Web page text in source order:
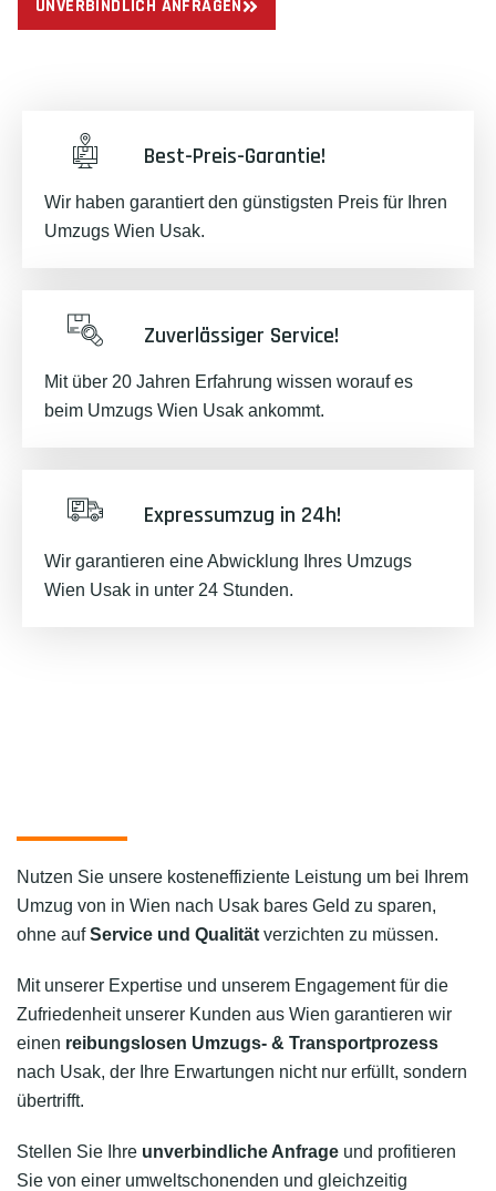
UNVERBINDLICH ANFRAGEN
Best-Preis-Garantie!
Wir haben garantiert den günstigsten Preis für Ihren
Umzugs Wien Usak.
Zuverlässiger Service!
Mit über 20 Jahren Erfahrung wissen worauf es
beim Umzugs Wien Usak ankommt.
Expressumzug in 24h!
Wir garantieren eine Abwicklung Ihres Umzugs
Wien Usak in unter 24 Stunden.
Nutzen Sie unsere kosteneffiziente Leistung um bei Ihrem
Umzug von in Wien nach Usak bares Geld zu sparen,
ohne aufService und Qualität verzichten zu müssen.
Mit unserer Expertise und unserem Engagement für die
Zufriedenheit unserer Kunden aus Wien garantieren wir
einen reibungslosen Umzugs- & Transportprozess
nach Usak, der Ihre Erwartungen nicht nur erfüllt, sondern
übertrifft.
Stellen Sie Ihre unverbindliche Anfrage und profitieren
Sie von einer umweltschonenden und gleichzeitig